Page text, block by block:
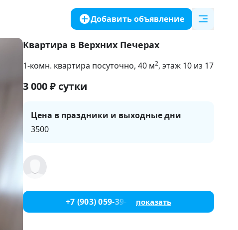
Добавить объявление
Квартира в Верхних Печерах
1-комн. квартира посуточно, 40 м2, этаж 10 из 17
3 000₽ сутки
Цена в праздники и выходные дни
3500
+7 (903) 059-39-51 показать